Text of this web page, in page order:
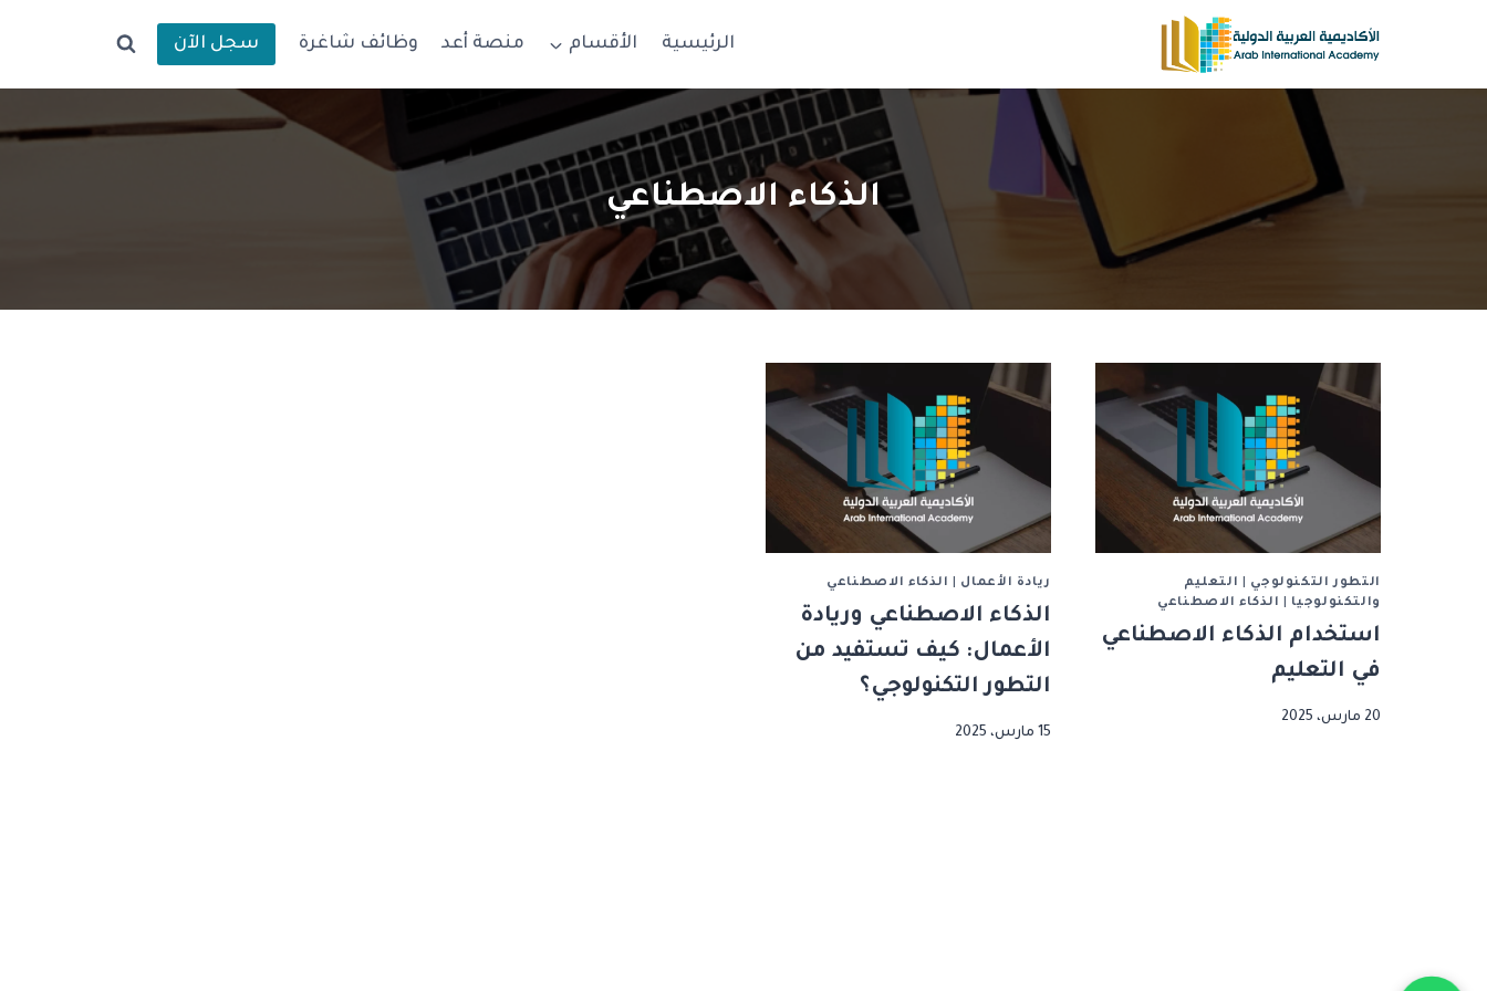
الرئيسية الأقسام منصة أعد وظائف شاغرة سجل الآن
الذكاء الاصطناعي
التطور التكنولوجي
التعليم
والتكنولوجيا
الذكاء الاصطناعي
استخدام الذكاء الاصطناعي
في التعليم
20 مارس، 2025
ريادة الأعمال الذكاء الاصطناعي
الذكاء الاصطناعي وريادة
الأعمال: كيف تستفيد من
التطور التكنولوجي؟
15 مارس، 2025